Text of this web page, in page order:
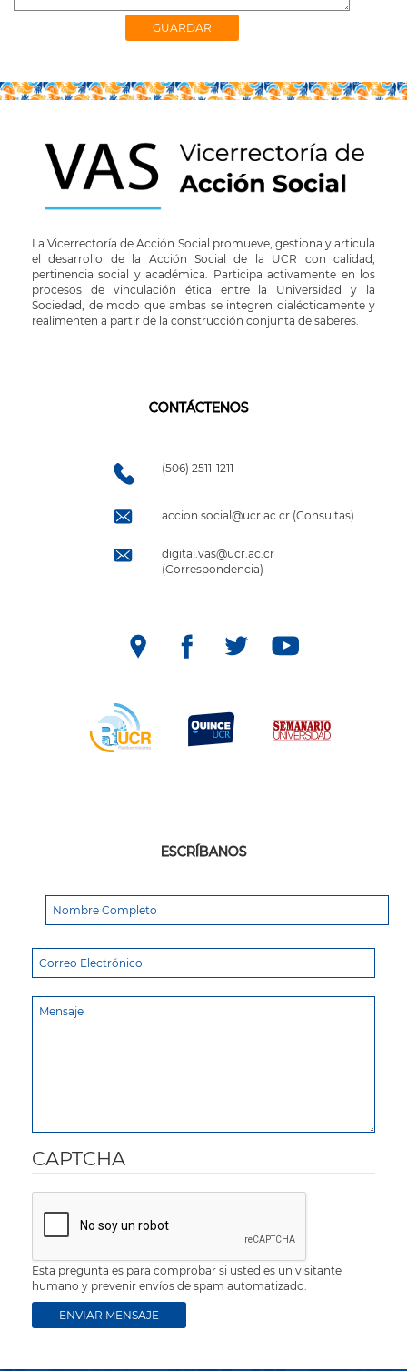
La Vicerrectoría de Acción Social promueve, gestiona y articula
el desarrollo de la Acción Social de la UCR con calidad,
pertinencia social y académica. Participa activamente en los
procesos de vinculación ética entre la Universidad y la
Sociedad, de modo que ambas se integren dialécticamente y
realimenten a partir de la construcción conjunta de saberes.
CONTÁCTENOS
(506) 2511-1211
accion.social@ucr.ac.cr (Consultas)
digital.vas@ucr.ac.cr
(Correspondencia)
ESCRÍBANOS
CAPTCHA
Esta pregunta es para comprobar si usted es un visitante
humano y prevenir envíos de spam automatizado.